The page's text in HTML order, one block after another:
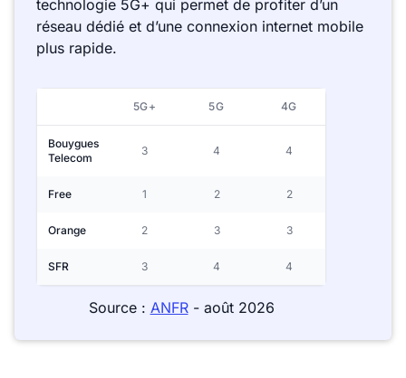
technologie 5G+ qui permet de profiter d’un
réseau dédié et d’une connexion internet mobile
plus rapide.
5G+ 5G 4G
Bouygues
Telecom
3 4 4
Free 1 2 2
Orange 2 3 3
SFR 3 4 4
Source : ANFR- août 2026